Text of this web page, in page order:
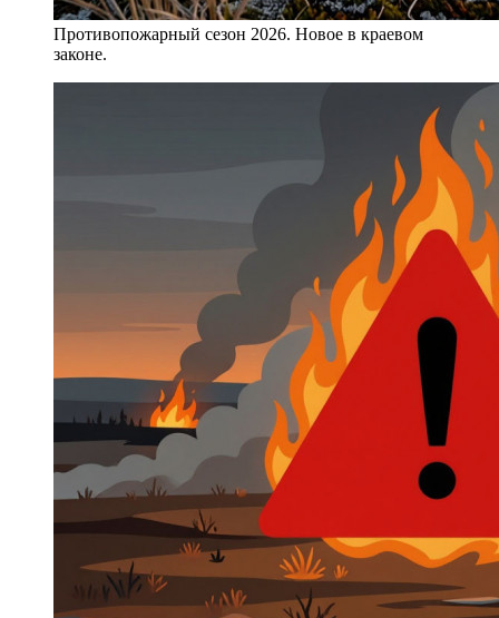
Противопожарный сезон 2026. Новое в краевом
законе.